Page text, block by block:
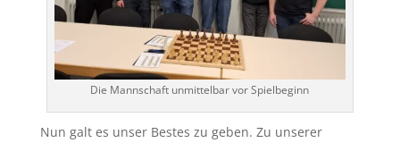
Die Mannschaft unmittelbar vor Spielbeginn
Nun galt es unser Bestes zu geben. Zu unserer